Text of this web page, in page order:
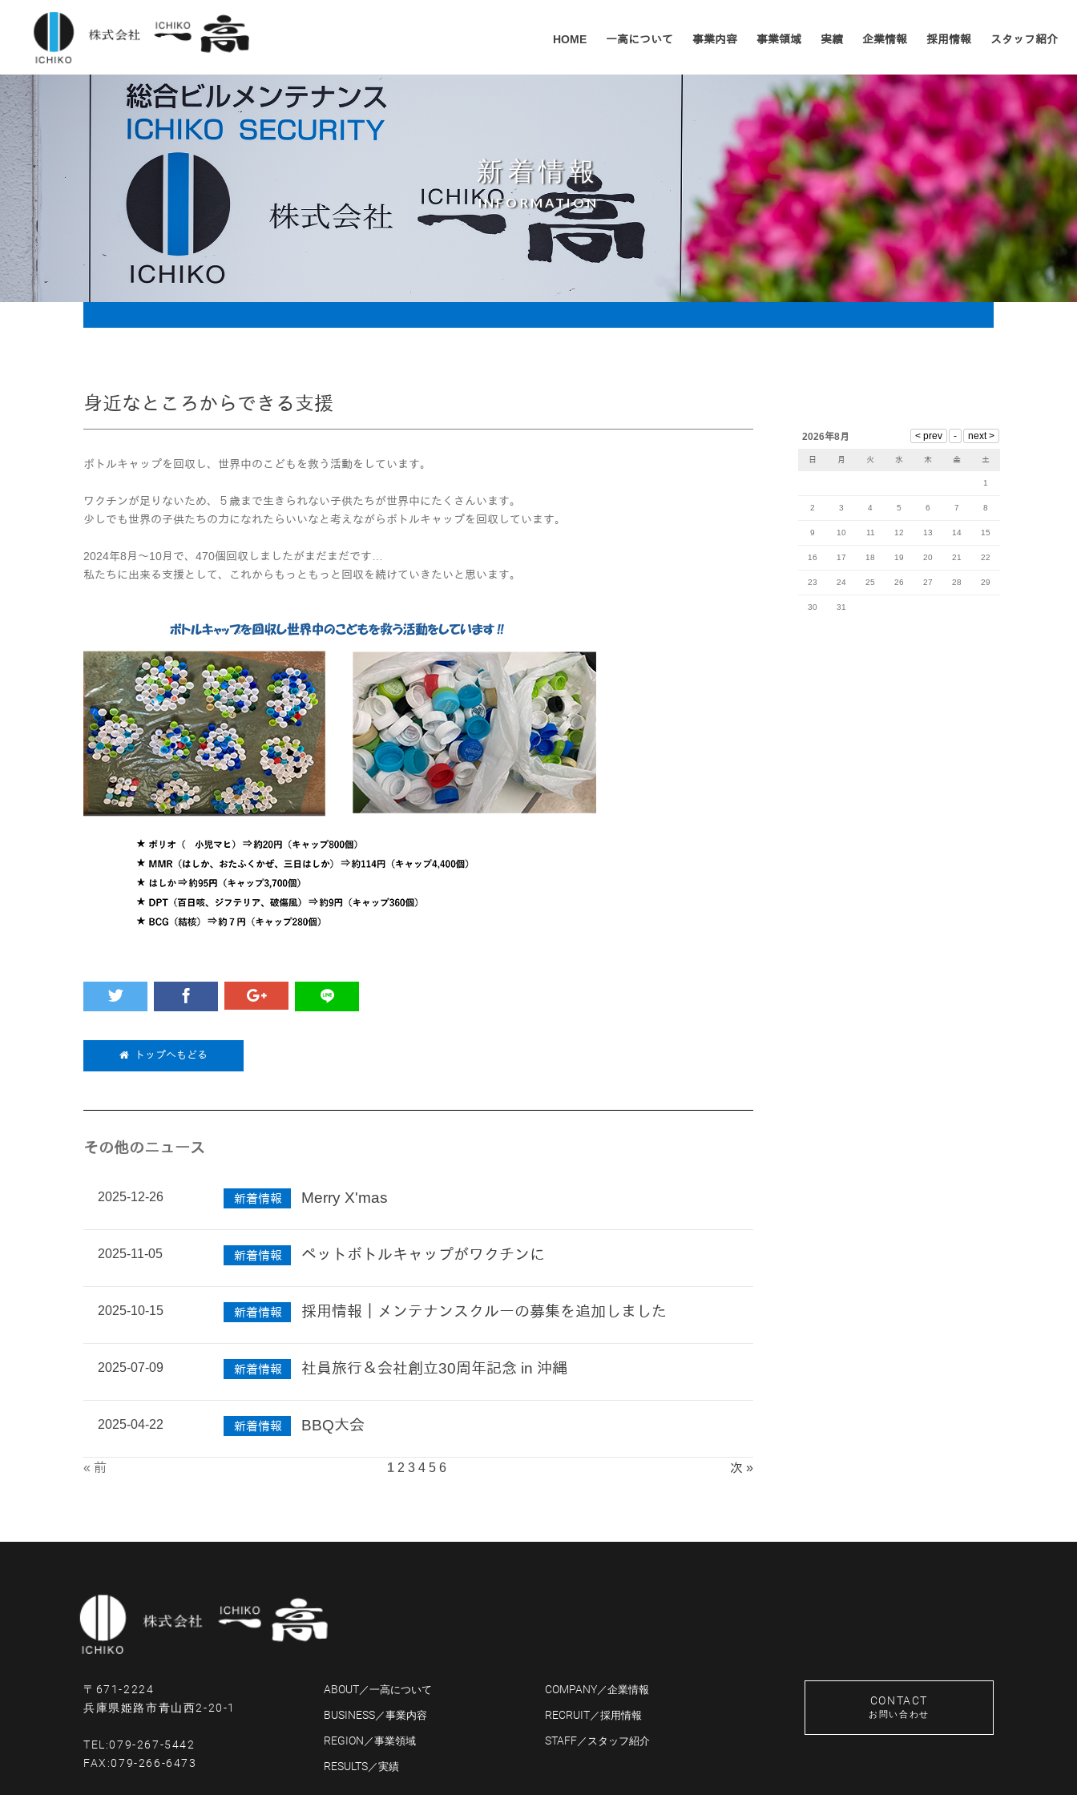
HOME 一高について 事業内容 事業領域 実績 企業情報 採用情報 スタッフ紹介
新着情報
INFORMATION
身近なところからできる支援
ボトルキャップを回収し、世界中のこどもを救う活動をしています。
ワクチンが足りないため、５歳まで生きられない子供たちが世界中にたくさんいます。
少しでも世界の子供たちの力になれたらいいなと考えながらボトルキャップを回収しています。
2024年8月～10月で、470個回収しましたがまだまだです…
私たちに出来る支援として、これからもっともっと回収を続けていきたいと思います。
トップへもどる
その他のニュース
2025-12-26 新着情報 Merry X'mas
2025-11-05 新着情報 ペットボトルキャップがワクチンに
2025-10-15 新着情報 採用情報｜メンテナンスクルーの募集を追加しました
2025-07-09 新着情報 社員旅行＆会社創立30周年記念 in 沖縄
2025-04-22 新着情報 BBQ大会
« 前 1 2 3 4 5 6 次 »
2026年8月
日 月 火 水 木 金 土
1
2 3 4 5 6 7 8
9 10 11 12 13 14 15
16 17 18 19 20 21 22
23 24 25 26 27 28 29
30 31
〒671-2224
兵庫県姫路市青山西2-20-1
TEL:079-267-5442
FAX:079-266-6473
ABOUT／一高について COMPANY／企業情報
BUSINESS／事業内容 RECRUIT／採用情報
REGION ／事業領域 STAFF／スタッフ紹介
RESULTS／実績
CONTACT
お問い合わせ